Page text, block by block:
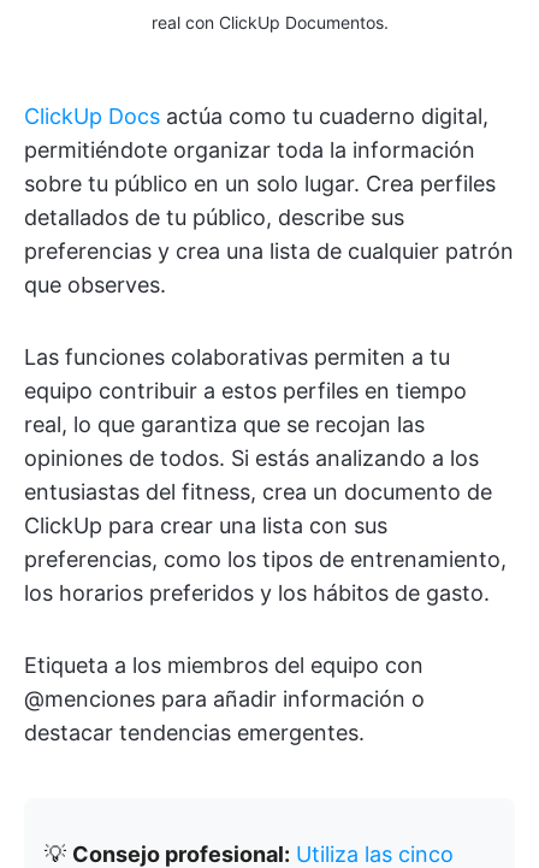
real con ClickUp Documentos.
ClickUp Docs actúa como tu cuaderno digital,
permitiéndote organizar toda la información
sobre tu público en un solo lugar. Crea perfiles
detallados de tu público, describe sus
preferencias y crea una lista de cualquier patrón
que observes.
Las funciones colaborativas permiten a tu
equipo contribuir a estos perfiles en tiempo
real, lo que garantiza que se recojan las
opiniones de todos. Si estás analizando a los
entusiastas del fitness, crea un documento de
ClickUp para crear una lista con sus
preferencias, como los tipos de entrenamiento,
los horarios preferidos y los hábitos de gasto.
Etiqueta a los miembros del equipo con
@menciones para añadir información o
destacar tendencias emergentes.
💡 Consejo profesional: Utiliza las cinco